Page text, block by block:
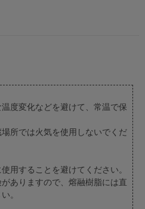
度変化などを避けて、常温で保
所では火気を使用しないでくだ
用することを避けてください。
ありますので、熔融樹脂には直
。